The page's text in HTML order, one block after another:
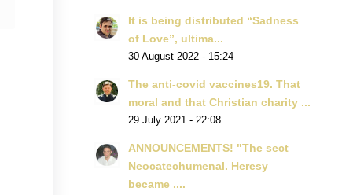
It is being distributed “Sadness
of Love”, ultima...
30 August 2022 - 15:24
The anti-covid vaccines19. That
moral and that Christian charity ...
29 July 2021 - 22:08
ANNOUNCEMENTS! "The sect
Neocatechumenal. Heresy
became ....